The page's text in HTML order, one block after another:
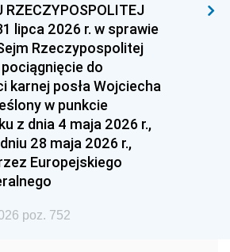
1995 1994
1992 1991
1989
1986 1985
1983 1982
1980 1979
1977
1974
RZECZYPOSPOLITEJ
lipca 2026 r. w sprawie
Rzeczypospolitej
do
karnej posła Wojciecha
w punkcie
z dnia 4 maja 2026 r.,
28 maja 2026 r.,
Europejskiego
poz. 752